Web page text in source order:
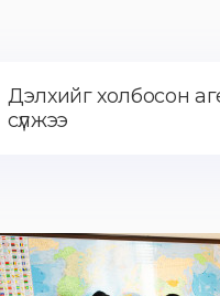
Дэлхийг холбосон
сүлжээ